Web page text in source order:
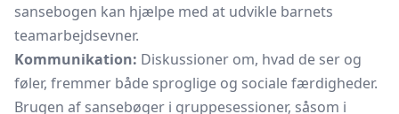
sansebogen kan hjælpe med at udvikle barnets
teamarbejdsevner.
Kommunikation: Diskussioner om, hvad de ser og
føler, fremmer både sproglige og sociale færdigheder.
Brugen af sansebøger i gruppesessioner, såsom i